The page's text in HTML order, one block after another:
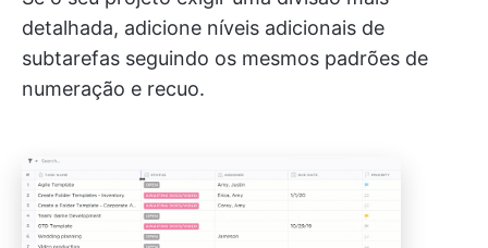
detalhada, adicione níveis adicionais de
subtarefas seguindo os mesmos padrões de
numeração e recuo.